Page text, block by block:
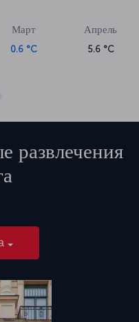
Март
0.6 °C
Апрель
5.6 °C
развлечения